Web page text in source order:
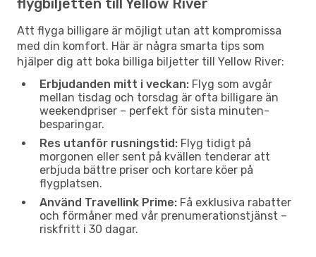
flygbiljetten till Yellow River
Att flyga billigare är möjligt utan att kompromissa
med din komfort. Här är några smarta tips som
hjälper dig att boka billiga biljetter till Yellow River:
Erbjudanden mitt i veckan: Flyg som avgår
mellan tisdag och torsdag är ofta billigare än
weekendpriser – perfekt för sista minuten-
besparingar.
Res utanför rusningstid: Flyg tidigt på
morgonen eller sent på kvällen tenderar att
erbjuda bättre priser och kortare köer på
flygplatsen.
Använd Travellink Prime: Få exklusiva rabatter
och förmåner med vår prenumerationstjänst –
riskfritt i 30 dagar.